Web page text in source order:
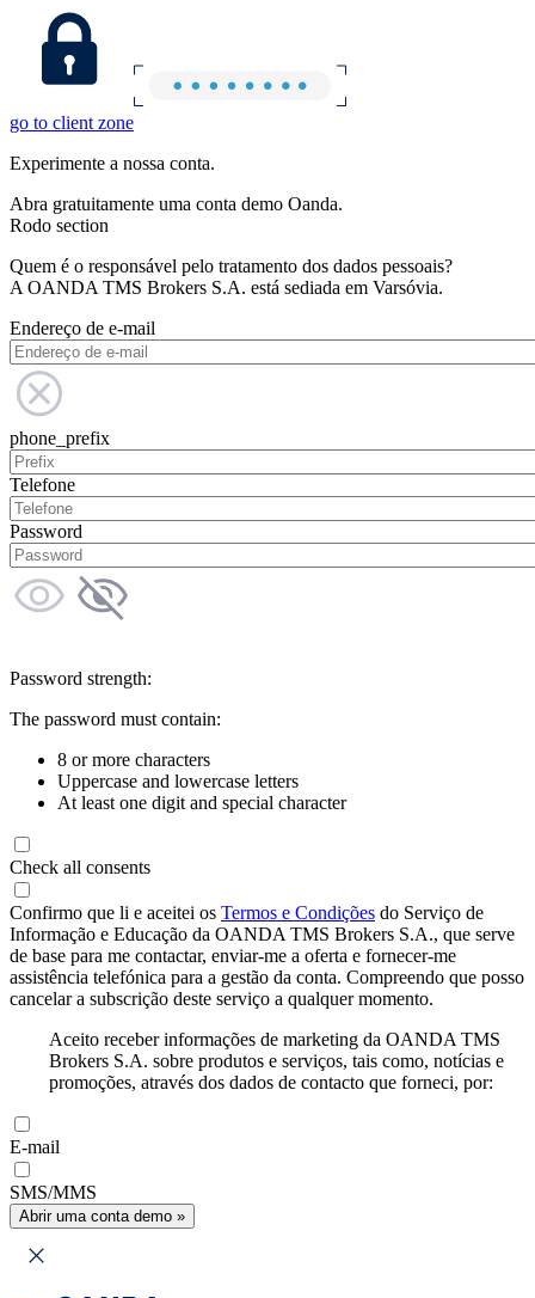
go to client zone
Experimente a nossa conta.
Abra gratuitamente uma conta demo Oanda.
Rodo section
Quem é o responsável pelo tratamento dos dados pessoais?
A OANDA TMS Brokers S.A. está sediada em Varsóvia.
Endereço de e-mail
phone_prefix
Telefone
Password
Password strength:
The password must contain:
8 or more characters
Uppercase and lowercase letters
At least one digit and special character
Check all consents
Confirmo que li e aceitei os Termos e Condições do Serviço de
Informação e Educação da OANDA TMS Brokers S.A., que serve
de base para me contactar, enviar-me a oferta e fornecer-me
assistência telefónica para a gestão da conta. Compreendo que posso
cancelar a subscrição deste serviço a qualquer momento.
Aceito receber informações de marketing da OANDA TMS
Brokers S.A. sobre produtos e serviços, tais como, notícias e
promoções, através dos dados de contacto que forneci, por:
E-mail
SMS/MMS
Abrir uma conta demo »